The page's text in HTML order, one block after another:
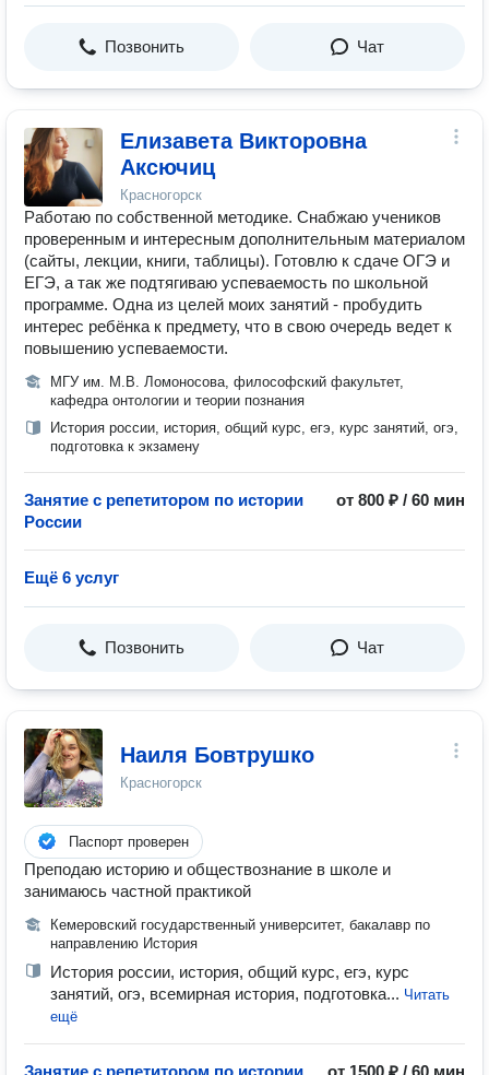
Позвонить Чат
Елизавета Викторовна
Аксючиц
Красногорск
Работаю по собственной методике. Снабжаю учеников
проверенным и интересным дополнительным материалом
(сайты, лекции, книги, таблицы). Готовлю к сдаче ОГЭ и
ЕГЭ, а так же подтягиваю успеваемость по школьной
программе. Одна из целей моих занятий - пробудить
интерес ребёнка к предмету, что в свою очередь ведет к
повышению успеваемости.
МГУ им. М.В. Ломоносова, философский факультет,
кафедра онтологии и теории познания
История россии, история, общий курс, егэ, курс занятий, огэ,
подготовка к экзамену
Занятие с репетитором по истории
России
от 800 ₽ / 60 мин
Ещё 6 услуг
Позвонить Чат
Наиля Бовтрушко
Красногорск
Паспорт проверен
Преподаю историю и обществознание в школе и
занимаюсь частной практикой
Кемеровский государственный университет, бакалавр по
направлению История
История россии, история, общий курс, егэ, курс
занятий, огэ, всемирная история, подготовка... Читать
ещё
Занятие с репетитором по истории от 1500 ₽ / 60 мин